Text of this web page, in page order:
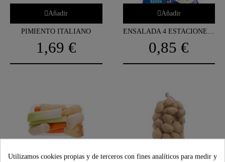
Añadir
PIMIENTO ITALIANO
1,69 €
Añadir
0,85 €
Añadir Añadir
Utilizamos cookies propias y de terceros con fines analíticos para medir y